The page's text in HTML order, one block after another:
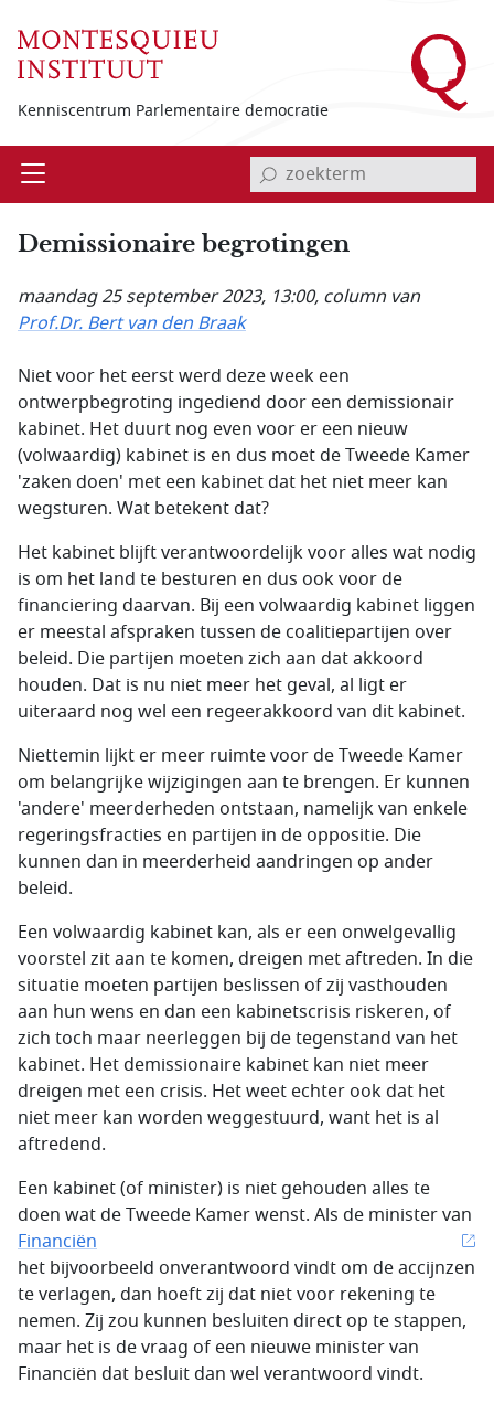
Kenniscentrum Parlementaire democratie
Open invoerveld zoekterm
Demissionaire begrotingen
maandag 25 september 2023, 13:00, column van
Prof.Dr. Bert van den Braak
Niet voor het eerst werd deze week een
ontwerpbegroting ingediend door een demissionair
kabinet. Het duurt nog even voor er een nieuw
(volwaardig) kabinet is en dus moet de Tweede Kamer
'zaken doen' met een kabinet dat het niet meer kan
wegsturen. Wat betekent dat?
Het kabinet blijft verantwoordelijk voor alles wat nodig
is om het land te besturen en dus ook voor de
financiering daarvan. Bij een volwaardig kabinet liggen
er meestal afspraken tussen de coalitiepartijen over
beleid. Die partijen moeten zich aan dat akkoord
houden. Dat is nu niet meer het geval, al ligt er
uiteraard nog wel een regeerakkoord van dit kabinet.
Niettemin lijkt er meer ruimte voor de Tweede Kamer
om belangrijke wijzigingen aan te brengen. Er kunnen
'andere' meerderheden ontstaan, namelijk van enkele
regeringsfracties en partijen in de oppositie. Die
kunnen dan in meerderheid aandringen op ander
beleid.
Een volwaardig kabinet kan, als er een onwelgevallig
voorstel zit aan te komen, dreigen met aftreden. In die
situatie moeten partijen beslissen of zij vasthouden
aan hun wens en dan een kabinetscrisis riskeren, of
zich toch maar neerleggen bij de tegenstand van het
kabinet. Het demissionaire kabinet kan niet meer
dreigen met een crisis. Het weet echter ook dat het
niet meer kan worden weggestuurd, want het is al
aftredend.
Een kabinet (of minister) is niet gehouden alles te
doen wat de Tweede Kamer wenst. Als de minister van
Financiën
het bijvoorbeeld onverantwoord vindt om de accijnzen
te verlagen, dan hoeft zij dat niet voor rekening te
nemen. Zij zou kunnen besluiten direct op te stappen,
maar het is de vraag of een nieuwe minister van
Financiën dat besluit dan wel verantwoord vindt.